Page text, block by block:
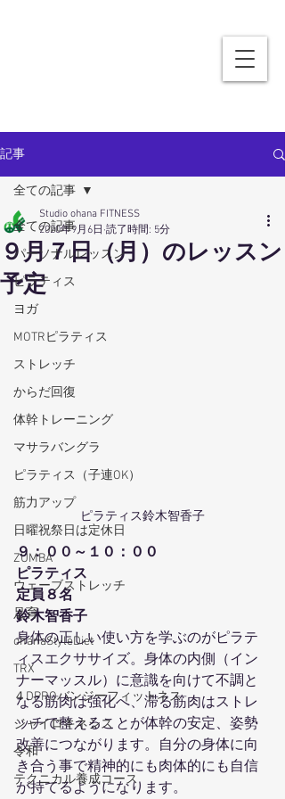
記事
全ての記事
パーソナルレッスン
ピラティス
ヨガ
MOTRピラティス
ストレッチ
からだ回復
体幹トレーニング
マサラバングラ
ピラティス（子連OK）
筋力アップ
日曜祝祭日は定休日
ZUMBA
ウェーブストレッチ
足育
ohanaStyleDiet
TRX
４DPROバンジーフィットネス
ジャイロキネシス
令和
テクニカル養成コース
全ての記事
９月７日（月）のレッスン
予定
Studio ohana FITNESS
2020年9月6日 読了時間: 5分
ピラティス鈴木智香子
９：００～１０：００
ピラティス
定員８名
鈴木智香子
身体の正しい使い方を学ぶのがピラテ
ィスエクササイズ。身体の内側（イン
ナーマッスル）に意識を向けて不調と
なる筋肉は強化へ、滞る筋肉はストレ
ッチで整えることが体幹の安定、姿勢
改善につながります。自分の身体に向
き合う事で精神的にも肉体的にも自信
が持てるようになります。